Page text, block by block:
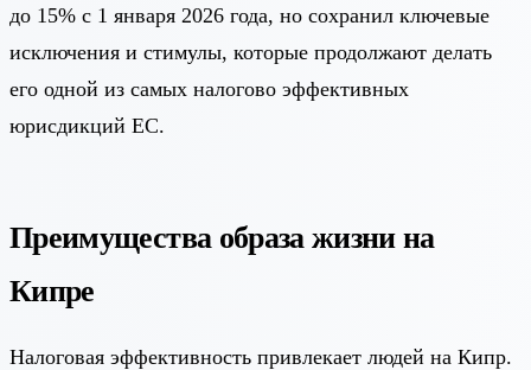
до 15% с 1 января 2026 года, но сохранил ключевые
исключения и стимулы, которые продолжают делать
его одной из самых налогово эффективных
юрисдикций ЕС.
Преимущества образа жизни на
Кипре
Налоговая эффективность привлекает людей на Кипр.